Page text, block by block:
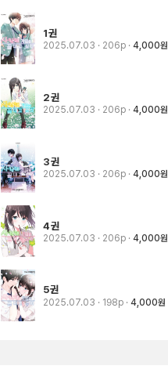
1권
2025.07.03 · 206p 4,000원
2권
2025.07.03 · 206p 4,000원
3권
2025.07.03 · 206p 4,000원
4권
2025.07.03 · 206p 4,000원
5권
2025.07.03 · 198p 4,000원